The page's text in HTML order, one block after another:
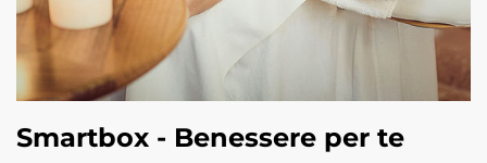
Smartbox - Benessere per te